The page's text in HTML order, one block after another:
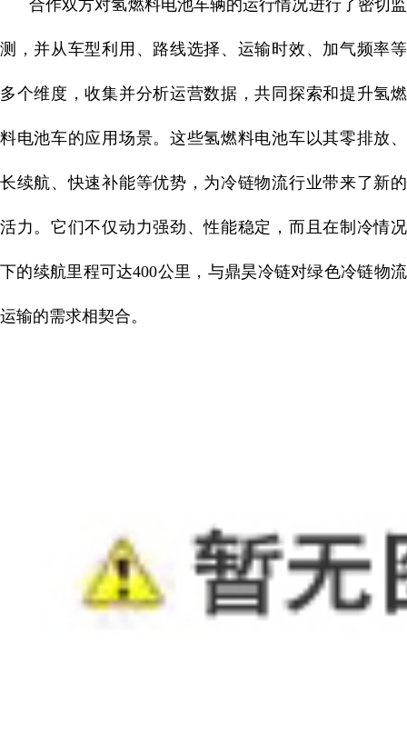
合作双方对氢燃料电池车辆的运行情况进行了密切监
测，并从车型利用、路线选择、运输时效、加气频率等
多个维度，收集并分析运营数据，共同探索和提升氢燃
料电池车的应用场景。这些氢燃料电池车以其零排放、
长续航、快速补能等优势，为冷链物流行业带来了新的
活力。它们不仅动力强劲、性能稳定，而且在制冷情况
下的续航里程可达400公里，与鼎昊冷链对绿色冷链物流
运输的需求相契合。